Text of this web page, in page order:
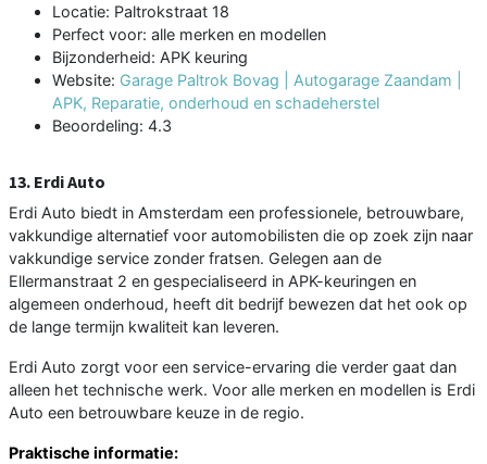
Locatie: Paltrokstraat 18
Perfect voor: alle merken en modellen
Bijzonderheid: APK keuring
Website: Garage Paltrok Bovag | Autogarage Zaandam |
APK, Reparatie, onderhoud en schadeherstel
Beoordeling: 4.3
13. Erdi Auto
Erdi Auto biedt in Amsterdam een professionele, betrouwbare,
vakkundige alternatief voor automobilisten die op zoek zijn naar
vakkundige service zonder fratsen. Gelegen aan de
Ellermanstraat 2 en gespecialiseerd in APK-keuringen en
algemeen onderhoud, heeft dit bedrijf bewezen dat het ook op
de lange termijn kwaliteit kan leveren.
Erdi Auto zorgt voor een service-ervaring die verder gaat dan
alleen het technische werk. Voor alle merken en modellen is Erdi
Auto een betrouwbare keuze in de regio.
Praktische informatie: